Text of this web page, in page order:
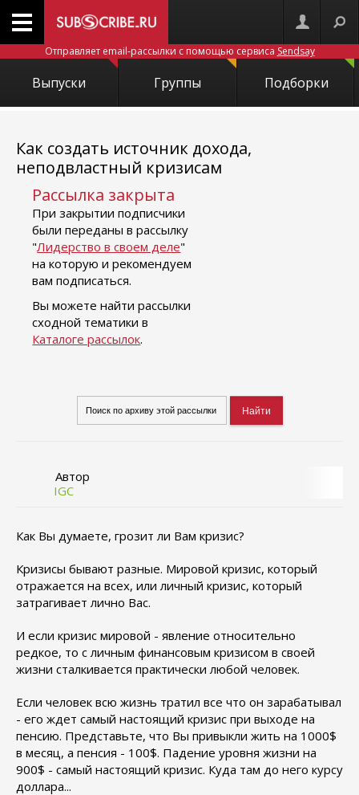
Отправляет email-рассылки с помощью сервиса Sendsay
Выпуски Группы Подборки
Как создать источник дохода,
неподвластный кризисам
Рассылка закрыта
При закрытии подписчики
были переданы в рассылку
"Лидерство в своем деле"
на которую и рекомендуем
вам подписаться.
Вы можете найти рассылки
сходной тематики в
Каталоге рассылок.
Автор
IGC
Как Вы думаете, грозит ли Вам кризис?
Кризисы бывают разные. Мировой кризис, который
отражается на всех, или личный кризис, который
затрагивает лично Вас.
И если кризис мировой - явление относительно
редкое, то с личным финансовым кризисом в своей
жизни сталкивается практически любой человек.
Если человек всю жизнь тратил все что он зарабатывал
- его ждет самый настоящий кризис при выходе на
пенсию. Представьте, что Вы привыкли жить на 1000$
в месяц, а пенсия - 100$. Падение уровня жизни на
900$ - самый настоящий кризис. Куда там до него курсу
доллара...